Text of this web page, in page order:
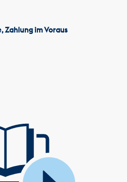
Zahlung im Voraus